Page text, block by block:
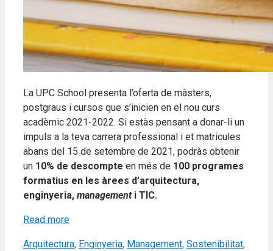
La UPC School presenta l’oferta de màsters,
postgraus i cursos que s’inicien en el nou curs
acadèmic 2021-2022. Si estàs pensant a donar-li un
impuls a la teva carrera professional i et matricules
abans del 15 de setembre de 2021, podràs obtenir
un 10% de descompte en més de 100 programes
formatius en les àrees d’arquitectura,
enginyeria, managementi TIC.
Read more
Categories
Arquitectura, Enginyeria, Management, Sostenibilitat,